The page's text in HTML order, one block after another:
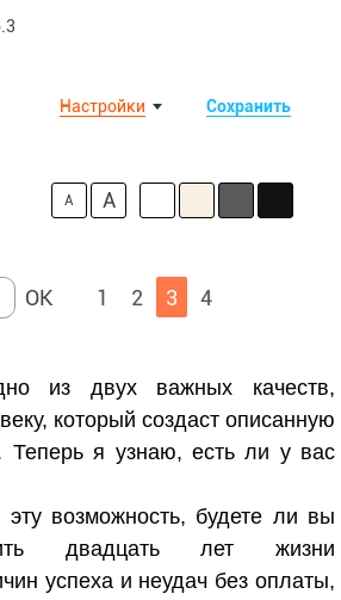
Сохранить
Настройки
A A
1 2 3 4
из двух важных качеств,
который создаст описанную
я узнаю, есть ли у вас
возможность, будете ли вы
двадцать лет жизни
успеха и неудач без оплаты,